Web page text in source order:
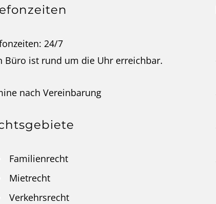
24/7
Büro ist rund um die Uhr erreichbar.
nach Vereinbarung
Familienrecht
Mietrecht
Verkehrsrecht